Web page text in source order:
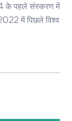
के पहले संस्करण में
में पिछले विश्व